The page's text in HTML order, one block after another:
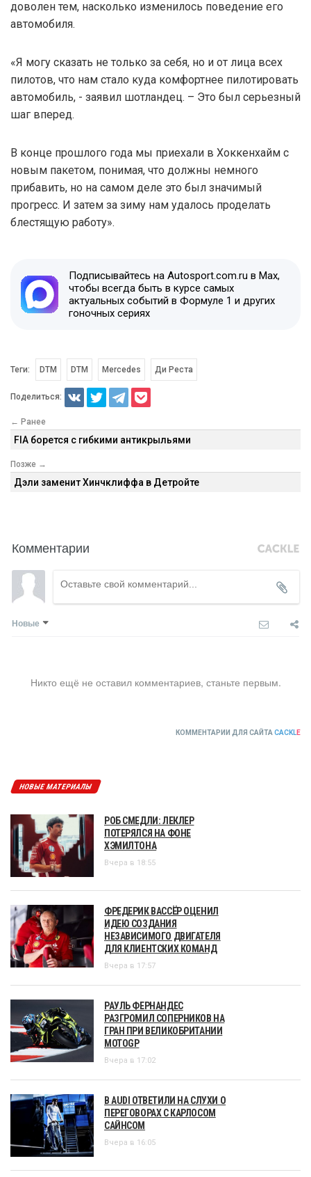
доволен тем, насколько изменилось поведение его
автомобиля.
«Я могу сказать не только за себя, но и от лица всех
пилотов, что нам стало куда комфортнее пилотировать
автомобиль, - заявил шотландец. – Это был серьезный
шаг вперед.
В конце прошлого года мы приехали в Хоккенхайм с
новым пакетом, понимая, что должны немного
прибавить, но на самом деле это был значимый
прогресс. И затем за зиму нам удалось проделать
блестящую работу».
Подписывайтесь на Autosport.com.ru в Max,
чтобы всегда быть в курсе самых
актуальных событий в Формуле 1 и других
гоночных сериях
Теги: DTM DTM Mercedes Ди Реста
Поделиться:
← Ранее
FIA борется с гибкими антикрыльями
Позже →
Дэли заменит Хинчклиффа в Детройте
Комментарии
Новые
Никто ещё не оставил комментариев, станьте первым.
КОММЕНТАРИИ ДЛЯ САЙТА CACKLE
НОВЫЕ МАТЕРИАЛЫ
РОБ СМЕДЛИ: ЛЕКЛЕР
ПОТЕРЯЛСЯ НА ФОНЕ
ХЭМИЛТОНА
Вчера в 18:55
ФРЕДЕРИК ВАССЁР ОЦЕНИЛ
ИДЕЮ СОЗДАНИЯ
НЕЗАВИСИМОГО ДВИГАТЕЛЯ
ДЛЯ КЛИЕНТСКИХ КОМАНД
Вчера в 17:57
РАУЛЬ ФЕРНАНДЕС
РАЗГРОМИЛ СОПЕРНИКОВ НА
ГРАН ПРИ ВЕЛИКОБРИТАНИИ
MOTOGP
Вчера в 17:02
В AUDI ОТВЕТИЛИ НА СЛУХИ О
ПЕРЕГОВОРАХ С КАРЛОСОМ
САЙНСОМ
Вчера в 16:05